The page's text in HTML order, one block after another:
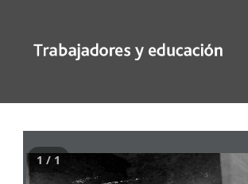
1 / 1